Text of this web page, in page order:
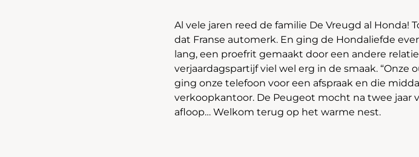
Al vele jaren reed de familie De Vreugd al Honda!
dat Franse automerk. En ging de Hondaliefde
lang, een proefrit gemaakt door een andere
verjaardagspartijf viel wel erg in de smaak. “Onze
ging onze telefoon voor een afspraak en die
verkoopkantoor. De Peugeot mocht na twee jaar
afloop… Welkom terug op het warme nest.